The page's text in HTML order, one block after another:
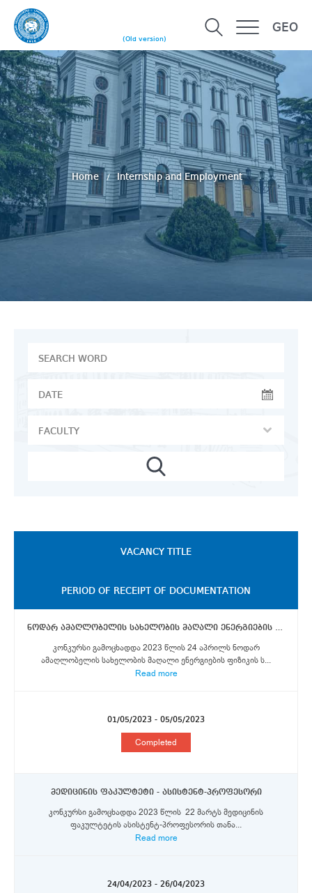
(Old version)
GEO
Home Internship and Employment
VACANCY TITLE
PERIOD OF RECEIPT OF DOCUMENTATION
ნოდარ ამაღლობელის სახელობის მაღალი ენერგიების ფიზიკის სამეცნიერო-კვლევითი ინსტიტუტი - დირექტორი
კონკურსი გამოცხადდა 2023 წლის 24 აპრილს ნოდარ
ამაღლობელის სახელობის მაღალი ენერგიების ფიზიკის ს...
Read more
01/05/2023 - 05/05/2023
Completed
მედიცინის ფაკულტეტი - ასისტენტ-პროფესორი
კონკურსი გამოცხადდა 2023 წლის 22 მარტს მედიცინის
ფაკულტეტის ასისტენტ-პროფესორის თანა...
Read more
24/04/2023 - 26/04/2023